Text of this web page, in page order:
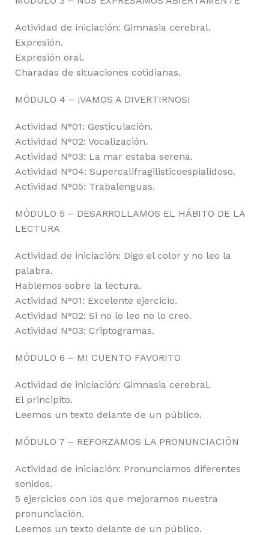
Actividad de iniciación: Gimnasia cerebral.
Expresión.
Expresión oral.
Charadas de situaciones cotidianas.
MÓDULO 4 – ¡VAMOS A DIVERTIRNOS!
Actividad N°01: Gesticulación.
Actividad N°02: Vocalización.
Actividad N°03: La mar estaba serena.
Actividad N°04: Supercalifragilisticoespialidoso.
Actividad N°05: Trabalenguas.
MÓDULO 5 – DESARROLLAMOS EL HÁBITO DE LA
LECTURA
Actividad de iniciación: Digo el color y no leo la
palabra.
Hablemos sobre la lectura.
Actividad N°01: Excelente ejercicio.
Actividad N°02: Si no lo leo no lo creo.
Actividad N°03: Criptogramas.
MÓDULO 6 – MI CUENTO FAVORITO
Actividad de iniciación: Gimnasia cerebral.
El principito.
Leemos un texto delante de un público.
MÓDULO 7 – REFORZAMOS LA PRONUNCIACIÓN
Actividad de iniciación: Pronunciamos diferentes
sonidos.
5 ejercicios con los que mejoramos nuestra
pronunciación.
Leemos un texto delante de un público.